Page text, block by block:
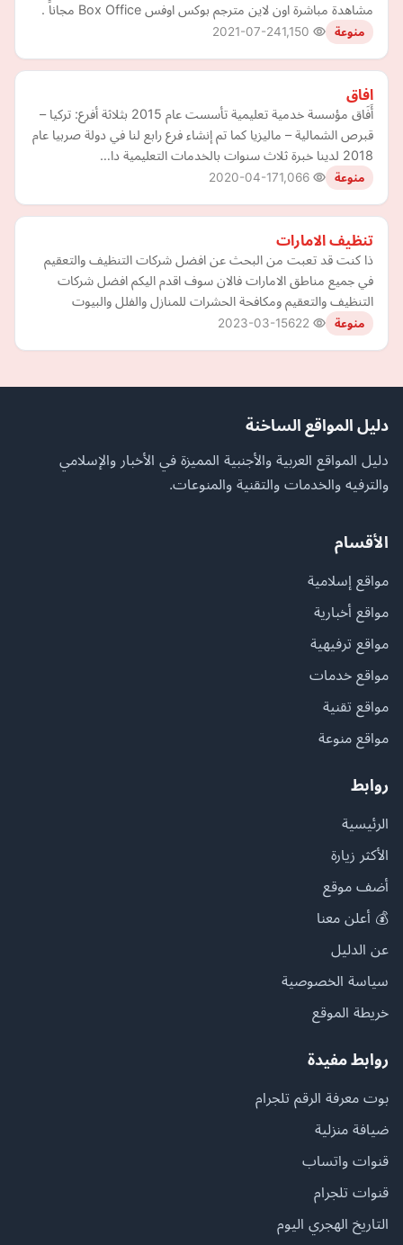
مشاهدة مباشرة اون لاين مترجم بوكس اوفس Box Office مجاناً .
منوعة 2021-07-24
افاق
أَفَاق مؤسسة خدمية تعليمية تأسست عام 2015 بثلاثة أفرع: تركيا –
قبرص الشمالية – ماليزيا كما تم إنشاء فرع رابع لنا في دولة صربيا عام
2018 لدينا خبرة ثلاث سنوات بالخدمات التعليمية دا…
منوعة 2020-04-17
تنظيف الامارات
ذا كنت قد تعبت من البحث عن افضل شركات التنظيف والتعقيم
في جميع مناطق الامارات فالان سوف اقدم اليكم افضل شركات
التنظيف والتعقيم ومكافحة الحشرات للمنازل والفلل والبيوت
منوعة 2023-03-15
دليل المواقع الساخنة
دليل المواقع العربية والأجنبية المميزة في الأخبار والإسلامي
والترفيه والخدمات والتقنية والمنوعات.
الأقسام
مواقع إسلامية
مواقع أخبارية
مواقع ترفيهية
مواقع خدمات
مواقع تقنية
مواقع منوعة
روابط
الرئيسية
الأكثر زيارة
أضف موقع
💰 أعلن معنا
عن الدليل
سياسة الخصوصية
خريطة الموقع
روابط مفيدة
بوت معرفة الرقم تلجرام
ضيافة منزلية
قنوات واتساب
قنوات تلجرام
التاريخ الهجري اليوم